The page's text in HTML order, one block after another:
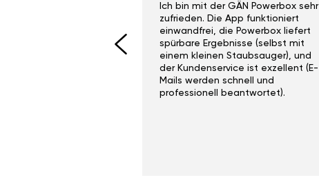
Ich bin mit der GÄN Powerbox sehr
zufrieden. Die App funktioniert
einwandfrei, die Powerbox liefert
spürbare Ergebnisse (selbst mit
einem kleinen Staubsauger), und
der Kundenservice ist exzellent (E-
Mails werden schnell und
professionell beantwortet).